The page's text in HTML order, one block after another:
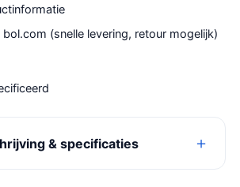
(snelle levering, retour mogelijk)
& specificaties